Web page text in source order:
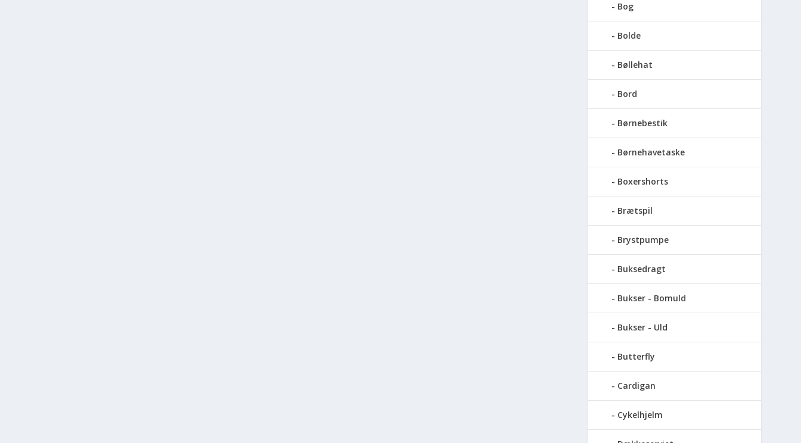
Bog
Bolde
Bøllehat
Bord
Børnebestik
Børnehavetaske
Boxershorts
Brætspil
Brystpumpe
Buksedragt
Bukser - Bomuld
Bukser - Uld
Butterfly
Cardigan
Cykelhjelm